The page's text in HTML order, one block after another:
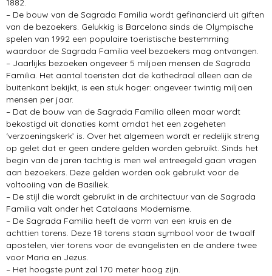
1882.
– De bouw van de Sagrada Familia wordt gefinancierd uit giften
van de bezoekers. Gelukkig is Barcelona sinds de Olympische
spelen van 1992 een populaire toeristische bestemming
waardoor de Sagrada Familia veel bezoekers mag ontvangen.
– Jaarlijks bezoeken ongeveer 5 miljoen mensen de Sagrada
Familia. Het aantal toeristen dat de kathedraal alleen aan de
buitenkant bekijkt, is een stuk hoger: ongeveer twintig miljoen
mensen per jaar.
– Dat de bouw van de Sagrada Familia alleen maar wordt
bekostigd uit donaties komt omdat het een zogeheten
‘verzoeningskerk’ is. Over het algemeen wordt er redelijk streng
op gelet dat er geen andere gelden worden gebruikt. Sinds het
begin van de jaren tachtig is men wel entreegeld gaan vragen
aan bezoekers. Deze gelden worden ook gebruikt voor de
voltooiing van de Basiliek.
– De stijl die wordt gebruikt in de architectuur van de Sagrada
Familia valt onder het Catalaans Modernisme.
– De Sagrada Familia heeft de vorm van een kruis en de
achttien torens. Deze 18 torens staan symbool voor de twaalf
apostelen, vier torens voor de evangelisten en de andere twee
voor Maria en Jezus.
– Het hoogste punt zal 170 meter hoog zijn.